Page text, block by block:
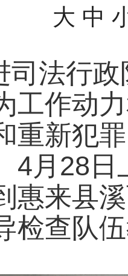
大 中
司法行
工作动
重新犯
4月28
惠来县
检查队